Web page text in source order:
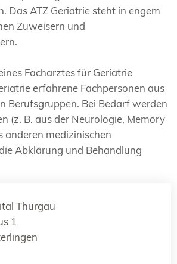
Das ATZ Geriatrie steht in engem
Zuweisern und
Facharztes für Geriatrie
erfahrene Fachpersonen aus
Berufsgruppen. Bei Bedarf werden
(z. B. aus der Neurologie, Memory
anderen medizinischen
Abklärung und Behandlung
Thurgau
1